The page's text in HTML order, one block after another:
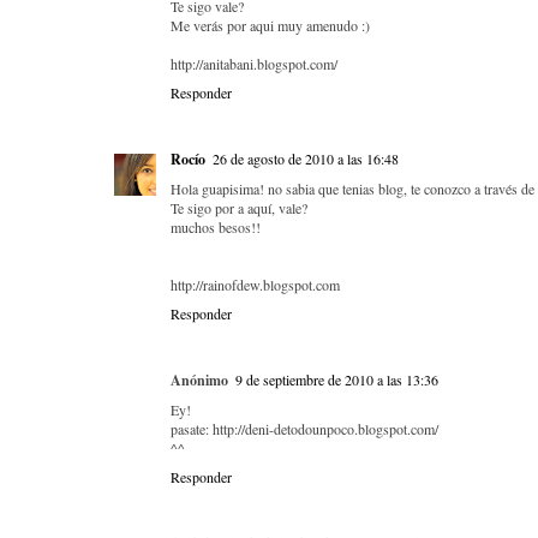
Te sigo vale?
Me verás por aqui muy amenudo :)
http://anitabani.blogspot.com/
Responder
Rocío 26 de agosto de 2010 a las 16:48
Hola guapisima! no sabia que tenias blog, te conozco a través
Te sigo por a aquí, vale?
muchos besos!!
http://rainofdew.blogspot.com
Responder
Anónimo 9 de septiembre de 2010 a las 13:36
Ey!
pasate: http://deni-detodounpoco.blogspot.com/
^^
Responder